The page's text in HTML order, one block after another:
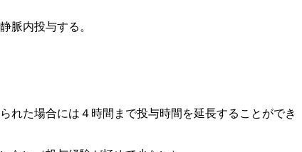
脈内投与する。
た場合には４時間まで投与時間を延長することができ